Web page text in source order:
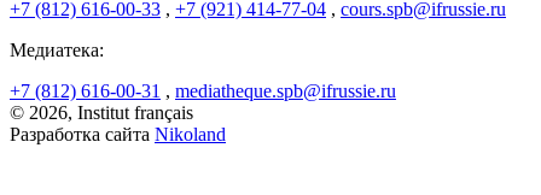
+7 (812) 616-00-33 , +7 (921) 414-77-04 , cours.spb@ifrussie.ru
Медиатека:
+7 (812) 616-00-31 , mediatheque.spb@ifrussie.ru
© 2026, Institut français
Разработка сайта Nikoland